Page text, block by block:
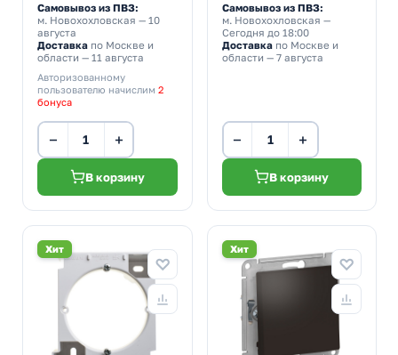
Самовывоз из ПВЗ:
м. Новохохловская — 10
августа
Доставка по Москве и
области — 11 августа
Авторизованному
пользователю начислим 2
бонуса
− +
В корзину
Самовывоз из ПВЗ:
м. Новохохловская —
Сегодня до 18:00
Доставкапо Москве и
области — 7 августа
− +
В корзину
Хит Хит